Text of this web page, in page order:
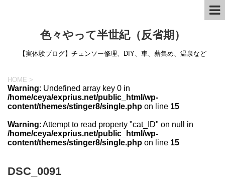
色々やって半世紀（反省期）
【実体験ブログ】チェンソー修理、DIY、車、薪集め、温泉など
HOME >
Warning: Undefined array key 0 in
/home/ceya/exprius.net/public_html/wp-
content/themes/stinger8/single.php on line 15
Warning: Attempt to read property "cat_ID" on null in
/home/ceya/exprius.net/public_html/wp-
content/themes/stinger8/single.php on line 15
DSC_0091